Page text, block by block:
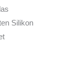
Silikon